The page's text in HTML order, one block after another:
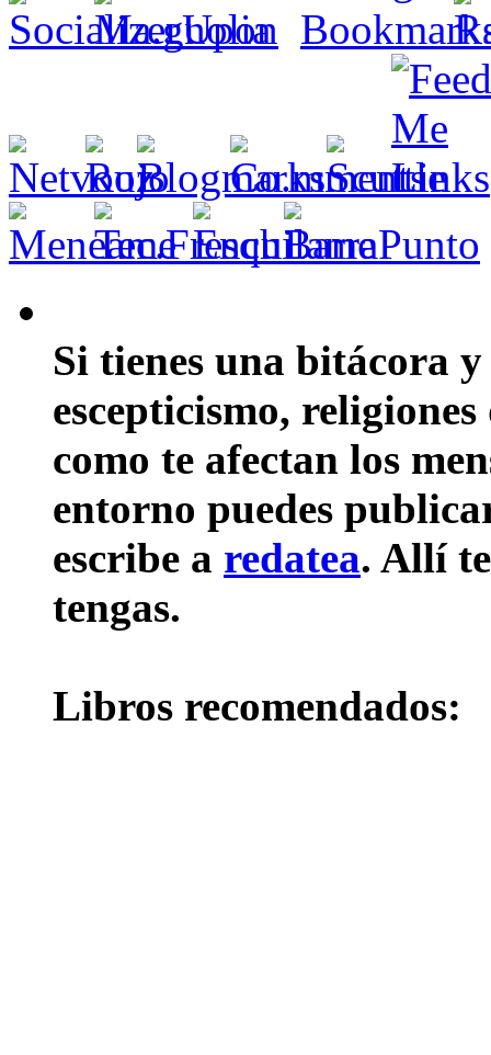
Si tienes una bitácora
escepticismo,
como te afectan los
entorno puedes
escribe a redatea. Allí
tengas.
Libros recomendados: